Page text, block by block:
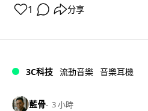
1 分享
3C科技 流動音樂 音樂耳機
藍骨 3 小時